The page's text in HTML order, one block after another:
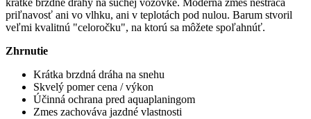
krátke brzdné dráhy na suchej vozovke. Moderná zmes nestráca
priľnavosť ani vo vlhku, ani v teplotách pod nulou. Barum stvoril
veľmi kvalitnú "celoročku", na ktorú sa môžete spoľahnúť.
Zhrnutie
Krátka brzdná dráha na snehu
Skvelý pomer cena / výkon
Účinná ochrana pred aquaplaningom
Zmes zachováva jazdné vlastnosti